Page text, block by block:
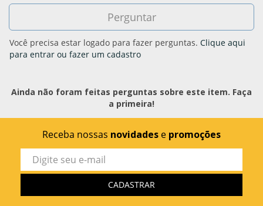
Você precisa estar logado para fazer perguntas. Clique aqui
para entrar ou fazer um cadastro
Ainda não foram feitas perguntas sobre este item. Faça
a primeira!
Receba nossas novidades e promoções